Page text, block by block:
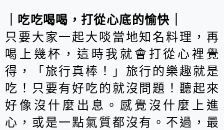
｜吃吃喝喝，打從心底的愉快｜
只要大家一起大啖當地知名料理，再
喝上幾杯，這時我就會打從心裡覺
得，「旅行真棒！」旅行的樂趣就是
吃！只要有好吃的就沒問題！聽起來
好像沒什麼出息。感覺沒什麼上進
心，或是一點氣質都沒有。不過，最